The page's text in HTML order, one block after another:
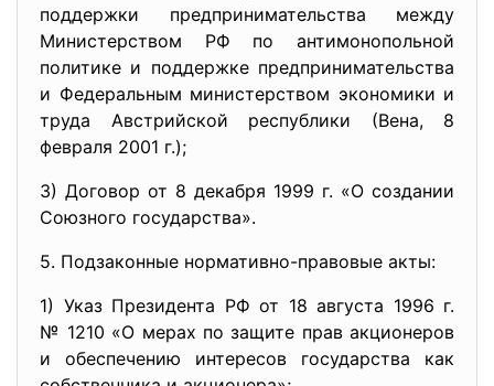
поддержки предпринимательства между
Министерством РФ по антимонопольной
политике и поддержке предпринимательства
и Федеральным министерством экономики и
труда Австрийской республики (Вена, 8
февраля 2001 г.);
3) Договор от 8 декабря 1999 г. «О создании
Союзного государства».
5. Подзаконные нормативно-правовые акты:
1) Указ Президента РФ от 18 августа 1996 г.
№ 1210 «О мерах по защите прав акционеров
и обеспечению интересов государства как